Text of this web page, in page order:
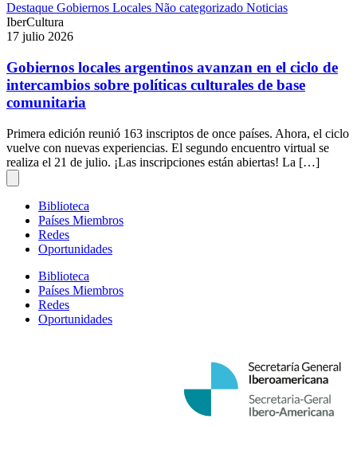
Destaque Gobiernos Locales Não categorizado Noticias
IberCultura
17 julio 2026
Gobiernos locales argentinos avanzan en el ciclo de
intercambios sobre políticas culturales de base
comunitaria
Primera edición reunió 163 inscriptos de once países. Ahora, el ciclo
vuelve con nuevas experiencias. El segundo encuentro virtual se
realiza el 21 de julio. ¡Las inscripciones están abiertas! La […]
Biblioteca
Países Miembros
Redes
Oportunidades
Biblioteca
Países Miembros
Redes
Oportunidades